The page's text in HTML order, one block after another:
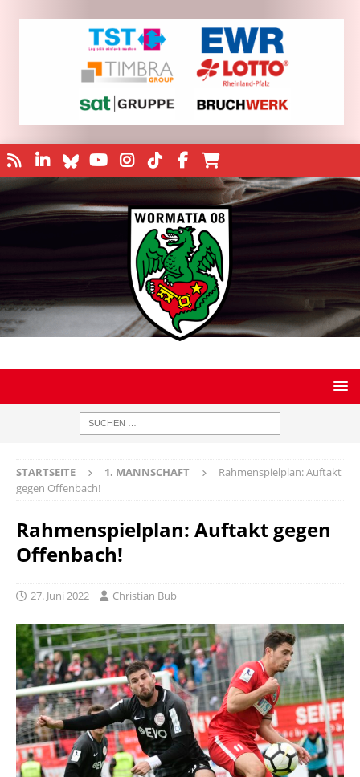
STARTSEITE 1. MANNSCHAFT
Rahmenspielplan: Auftakt
gegen Offenbach!
Rahmenspielplan: Auftakt gegen
Offenbach!
27. Juni 2022 Christian Bub